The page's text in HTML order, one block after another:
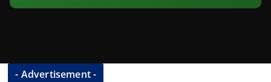
- Advertisement -